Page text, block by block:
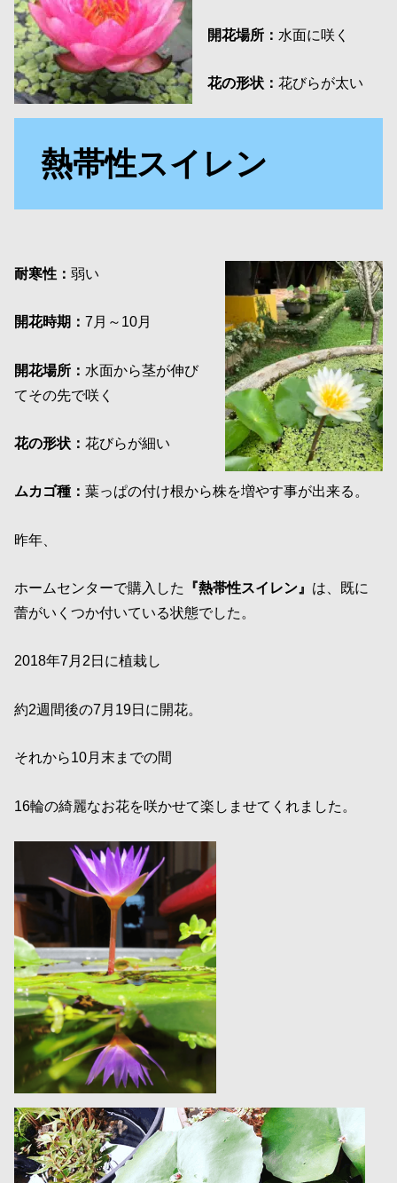
開花場所： 水面に咲く
花の形状： 花びらが太い
熱帯性スイレン
耐寒性：弱い
開花時期：7月～10月
開花場所： 水面から茎が伸び
てその先で咲く
花の形状：花びらが細い
ムカゴ種：葉っぱの付け根から株を増やす事が出来る。
昨年、
ホームセンターで購入した 『熱帯性スイレン』 は、既に
蕾がいくつか付いている状態でした。
2018年7月2日に植栽し
約2週間後の7月19日に開花。
それから10月末までの間
16輪の綺麗なお花を咲かせて楽しませてくれました。